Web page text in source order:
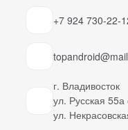
+7 924 730-22-
г. Владивосток
ул. Русская 55а
ул.